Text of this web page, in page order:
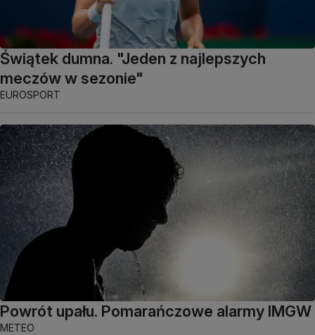
Świątek dumna. "Jeden z najlepszych
meczów w sezonie"
EUROSPORT
Powrót upału. Pomarańczowe alarmy IMGW
METEO